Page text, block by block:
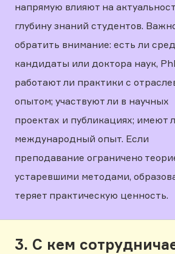
напрямую влияют на
глубину знаний студентов.
обратить внимание: есть ли
кандидаты или доктора наук,
работают ли практики с
опытом; участвуют ли в научных
проектах и публикациях; имеют
международный опыт. Если
преподавание ограничено
устаревшими методами,
теряет практическую ценность.
3. С кем